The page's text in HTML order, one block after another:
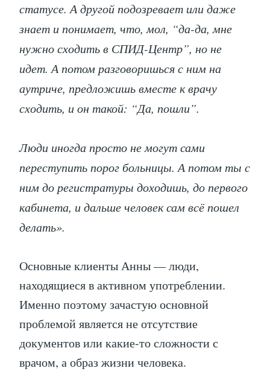
статусе. А другой подозревает или даже
знает и понимает, что, мол, “да-да, мне
нужно сходить в СПИД-Центр”, но не
идет. А потом разговоришься с ним на
аутриче, предложишь вместе к врачу
сходить, и он такой: “Да, пошли”.
Люди иногда просто не могут сами
переступить порог больницы. А потом ты с
ним до регистратуры доходишь, до первого
кабинета, и дальше человек сам всё пошел
делать».
Основные клиенты Анны — люди,
находящиеся в активном употреблении.
Именно поэтому зачастую основной
проблемой является не отсутствие
документов или какие-то сложности с
врачом, а образ жизни человека.